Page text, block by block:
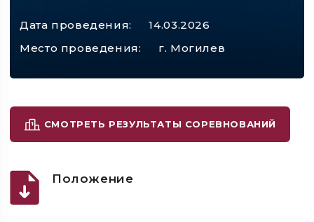
Дата проведения:
14.03.2026
Место проведения:
г. Могилев
СМОТРЕТЬ РЕЗУЛЬТАТЫ СОРЕВНОВАНИЙ
Положение